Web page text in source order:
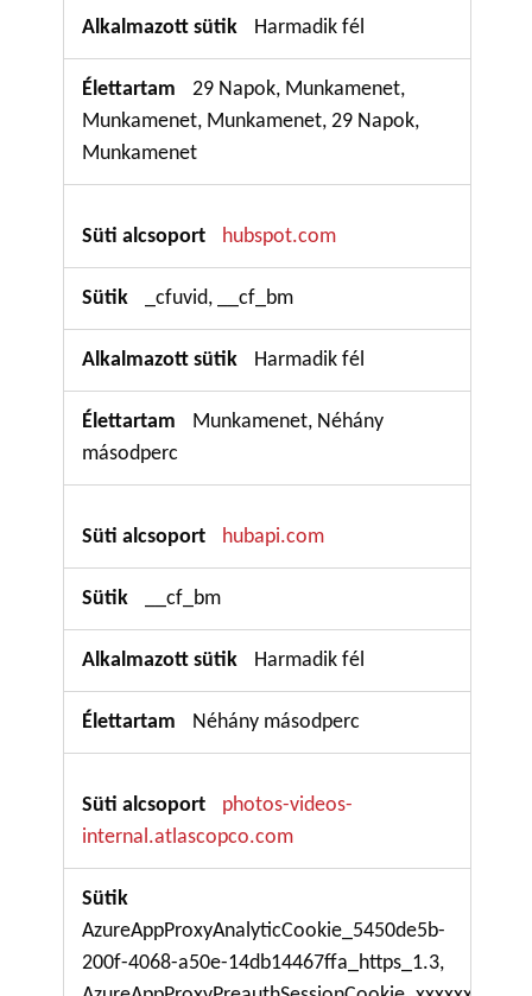
Harmadik fél
29 Napok, Munkamenet,
Munkamenet, Munkamenet, 29 Napok,
Munkamenet
hubspot.com
_cfuvid, __cf_bm
Harmadik fél
Munkamenet, Néhány
másodperc
hubapi.com
__cf_bm
Harmadik fél
Néhány másodperc
photos-videos-
internal.atlascopco.com
AzureAppProxyAnalyticCookie_5450de5b-
200f-4068-a50e-14db14467ffa_https_1.3,